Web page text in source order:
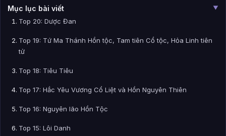
Mục lục bài viết ▼
Top 20: Dược Đan
Top 19: Tứ Ma Thánh Hồn tộc, Tam tiên Cổ tộc, Hỏa Linh tiên
tử
Top 18: Tiêu Tiêu
Top 17: Hắc Yêu Vương Cổ Liệt và Hồn Nguyên Thiên
Top 16: Nguyên lão Hồn Tộc
Top 15: Lôi Danh